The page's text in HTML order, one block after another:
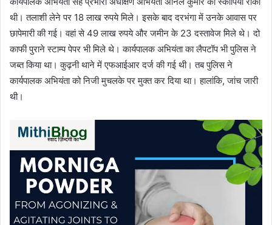
थी। तलाशी लेने पर 18 लाख रुपये मिले। इसके बाद दरभंगा में उनके आवास पर
छापेमारी की गई। वहां से 49 लाख रुपये और जमीन के 23 दस्तावेज मिले थे। दो
काफी पुराने स्टाम्प पेपर भी मिले थे। कार्यपालक अभियंता का लैपटॉप भी पुलिस ने
जब्त किया था। कुढ़नी थाने में एफआईआर दर्ज की गई थी। तब पुलिस ने
कार्यपालक अभियंता को निजी मुचलके पर मुक्त कर दिया था। हालांकि, जांच जारी
थी।